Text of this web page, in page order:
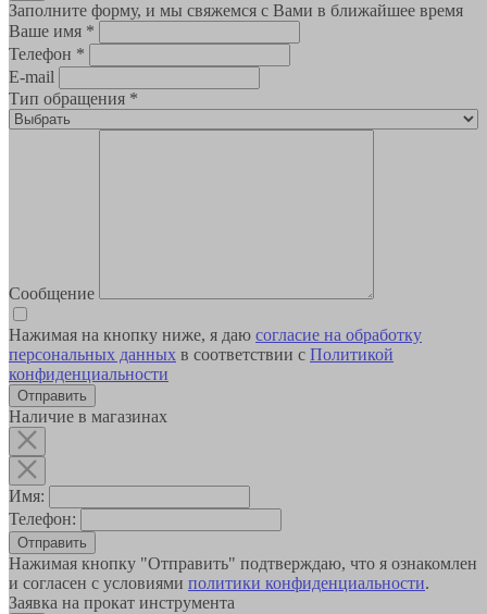
Заполните форму, и мы свяжемся с Вами в ближайшее время
Ваше имя *
Телефон *
E-mail
Тип обращения *
Сообщение
Нажимая на кнопку ниже, я даю согласие на обработку
персональных данных в соответствии с Политикой
конфиденциальности
Наличие в магазинах
Имя:
Телефон:
Отправить
Нажимая кнопку "Отправить" подтверждаю, что я ознакомлен
и согласен с условиями политики конфиденциальности.
Заявка на прокат инструмента